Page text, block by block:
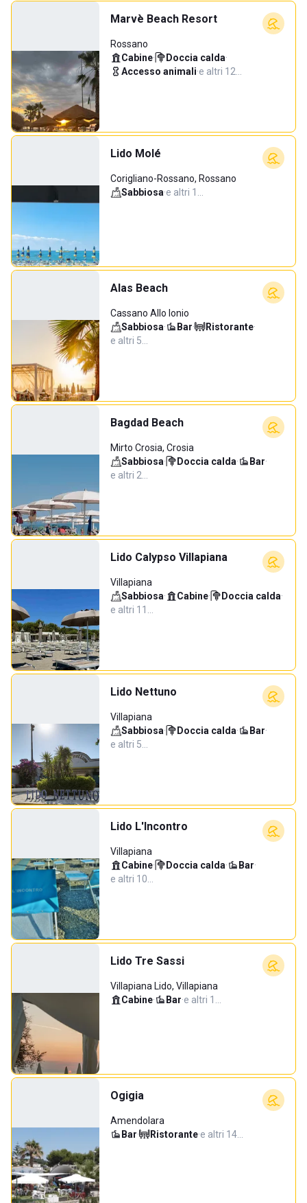
Marvè Beach Resort
Rossano
Cabine· Doccia calda·
Accesso animali·e altri 12…
Lido Molé
Corigliano-Rossano, Rossano
Sabbiosa·e altri 1…
Alas Beach
Cassano Allo Ionio
Sabbiosa· Bar· Ristorante·
e altri 5…
Bagdad Beach
Mirto Crosia, Crosia
Sabbiosa· Doccia calda· Bar·
e altri 2…
Lido Calypso Villapiana
Villapiana
Sabbiosa· Cabine· Doccia calda·
e altri 11…
Lido Nettuno
Villapiana
Sabbiosa· Doccia calda· Bar·
e altri 5…
Lido L'Incontro
Villapiana
Cabine· Doccia calda· Bar·
e altri 10…
Lido Tre Sassi
Villapiana Lido, Villapiana
Cabine· Bar·e altri 1…
Ogigia
Amendolara
Bar· Ristorante·e altri 14…